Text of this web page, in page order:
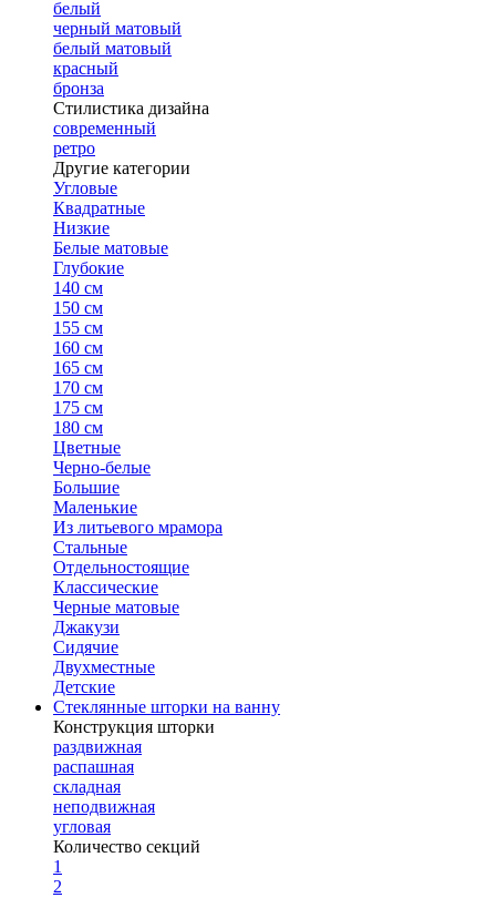
белый
черный матовый
белый матовый
красный
бронза
Стилистика дизайна
современный
ретро
Другие категории
Угловые
Квадратные
Низкие
Белые матовые
Глубокие
140 см
150 см
155 см
160 см
165 см
170 см
175 см
180 см
Цветные
Черно-белые
Большие
Маленькие
Из литьевого мрамора
Стальные
Отдельностоящие
Классические
Черные матовые
Джакузи
Сидячие
Двухместные
Детские
Стеклянные шторки на ванну
Конструкция шторки
раздвижная
распашная
складная
неподвижная
угловая
Количество секций
1
2